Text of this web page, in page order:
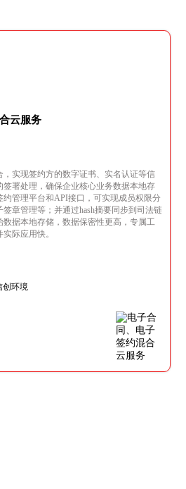
云服务
实现签约方的数字证书、实名认证等信
署处理，确保企业核心业务数据本地存
管理平台和API接口，可实现成员权限分
章管理等；并通过hash摘要同步到司法链
数据本地存储，数据保密性更高，专属工
际应用快。
创环境